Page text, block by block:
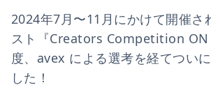
2024年7月〜11月にかけて開催さ
スト『Creators Competition ON
度、avex による選考を経てつい
した！